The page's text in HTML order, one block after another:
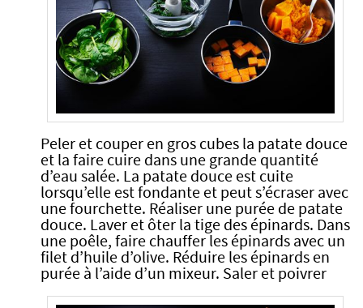
Peler et couper en gros cubes la patate douce
et la faire cuire dans une grande quantité
d’eau salée. La patate douce est cuite
lorsqu’elle est fondante et peut s’écraser avec
une fourchette. Réaliser une purée de patate
douce. Laver et ôter la tige des épinards. Dans
une poêle, faire chauffer les épinards avec un
filet d’huile d’olive. Réduire les épinards en
purée à l’aide d’un mixeur. Saler et poivrer